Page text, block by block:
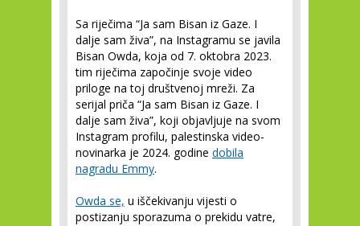
Sa riječima “Ja sam Bisan iz Gaze. I
dalje sam živa”, na Instagramu se javila
Bisan Owda, koja od 7. oktobra 2023.
tim riječima započinje svoje video
priloge na toj društvenoj mreži. Za
serijal priča “Ja sam Bisan iz Gaze. I
dalje sam živa”, koji objavljuje na svom
Instagram profilu, palestinska video-
novinarka je 2024. godine dobila
nagradu Emmy.
Owda se, u iščekivanju vijesti o
postizanju sporazuma o prekidu vatre,